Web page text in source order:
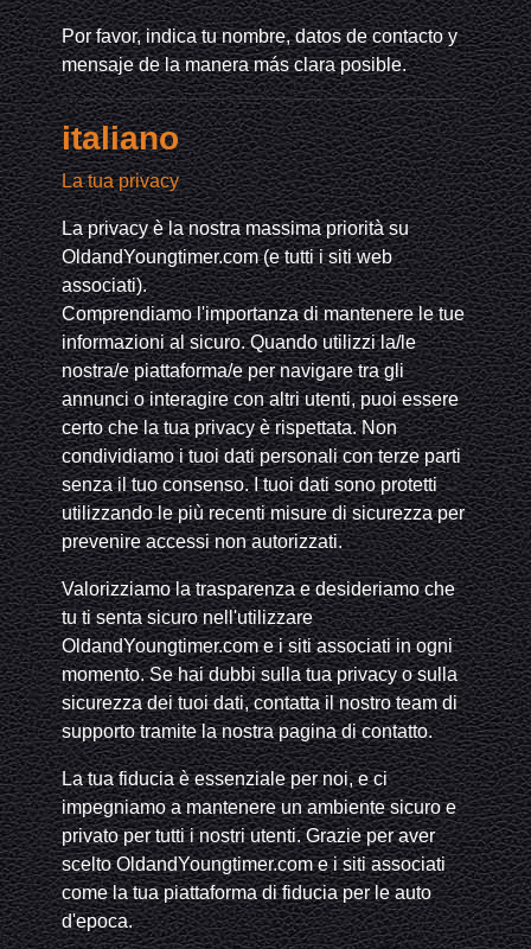
Por favor, indica tu nombre, datos de contacto y
mensaje de la manera más clara posible.
italiano
La tua privacy
La privacy è la nostra massima priorità su
OldandYoungtimer.com (e tutti i siti web
associati).
Comprendiamo l'importanza di mantenere le tue
informazioni al sicuro. Quando utilizzi la/le
nostra/e piattaforma/e per navigare tra gli
annunci o interagire con altri utenti, puoi essere
certo che la tua privacy è rispettata. Non
condividiamo i tuoi dati personali con terze parti
senza il tuo consenso. I tuoi dati sono protetti
utilizzando le più recenti misure di sicurezza per
prevenire accessi non autorizzati.
Valorizziamo la trasparenza e desideriamo che
tu ti senta sicuro nell'utilizzare
OldandYoungtimer.com e i siti associati in ogni
momento. Se hai dubbi sulla tua privacy o sulla
sicurezza dei tuoi dati, contatta il nostro team di
supporto tramite la nostra pagina di contatto.
La tua fiducia è essenziale per noi, e ci
impegniamo a mantenere un ambiente sicuro e
privato per tutti i nostri utenti. Grazie per aver
scelto OldandYoungtimer.com e i siti associati
come la tua piattaforma di fiducia per le auto
d'epoca.